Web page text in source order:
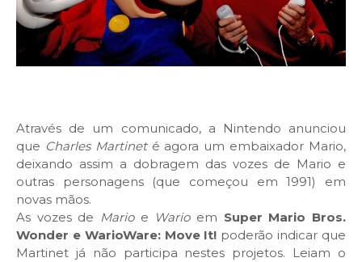
Através de um comunicado, a Nintendo anunciou
que Charles Martineté agora um embaixador Mario,
deixando assim a dobragem das vozes de Mario e
outras personagens (que começou em 1991) em
novas mãos.
As vozes de Marioe Warioem Super Mario Bros.
Wonder e WarioWare: Move It! poderão indicar que
Martinet já não participa nestes projetos. Leiam o